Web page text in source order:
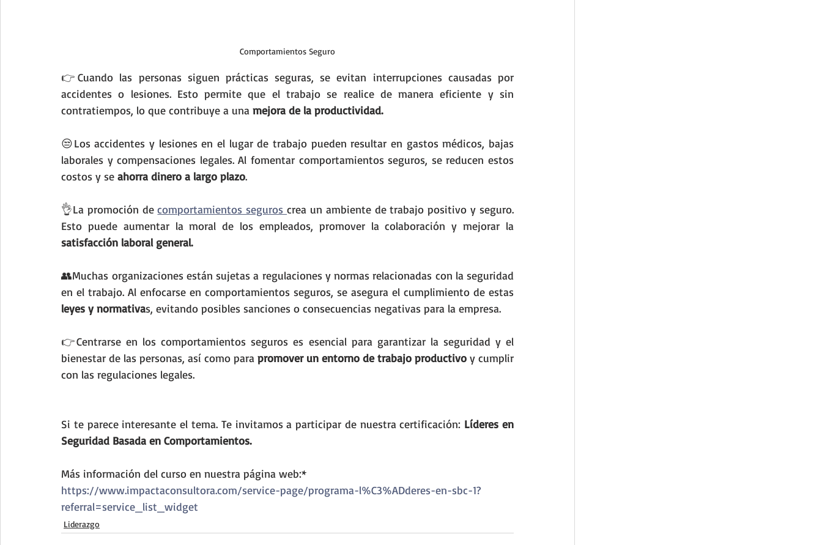
Comportamientos Seguro
👉Cuando las personas siguen prácticas seguras, se evitan interrupciones causadas por
accidentes o lesiones. Esto permite que el trabajo se realice de manera eficiente y sin
contratiempos, lo que contribuye a una mejora de la productividad.
😒Los accidentes y lesiones en el lugar de trabajo pueden resultar en gastos médicos, bajas
laborales y compensaciones legales. Al fomentar comportamientos seguros, se reducen estos
costos y se ahorra dinero a largo plazo.
👌La promoción de comportamientos seguros crea un ambiente de trabajo positivo y seguro.
satisfacción laboral general.
👥Muchas organizaciones están sujetas a regulaciones y normas relacionadas con la seguridad
leyes y normativas, evitando posibles sanciones o consecuencias negativas para la empresa.
👉Centrarse en los comportamientos seguros es esencial para garantizar la seguridad y el
bienestar de las personas, así como para promover un entorno de trabajo productivo y cumplir
con las regulaciones legales.
Si te parece interesante el tema. Te invitamos a participar de nuestra certificación: Líderes en
Seguridad Basada en Comportamientos.
Más información del curso en nuestra página web:*
https://www.impactaconsultora.com/service-page/programa-l%C3%ADderes-en-sbc-1?
referral=service_list_widget
Liderazgo